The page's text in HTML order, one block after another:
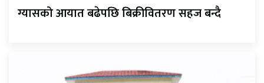
ग्यासको आयात बढेपछि बिक्रीवितरण सहज बन्दै